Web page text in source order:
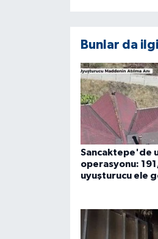
Bunlar da
Sancaktepe'de
operasyonu:
uyuşturucu ele
ÜLKE GÜNDEMİ
Yerel Haberler